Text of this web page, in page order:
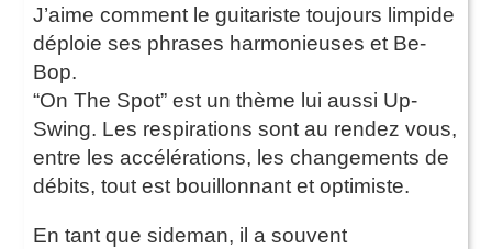
J’aime comment le guitariste toujours limpide
déploie ses phrases harmonieuses et Be-
Bop.
“On The Spot” est un thème lui aussi Up-
Swing. Les respirations sont au rendez vous,
entre les accélérations, les changements de
débits, tout est bouillonnant et optimiste.
En tant que sideman, il a souvent